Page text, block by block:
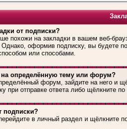
от подписки?
похожи на закладки в вашем веб-
Однако, оформив подписку, вы будете
или способами.
на определённую тему или форум?
форум, зайдите на него и
при отправке ответа либо щёлкните
подписки?
в личный раздел и щёлкните